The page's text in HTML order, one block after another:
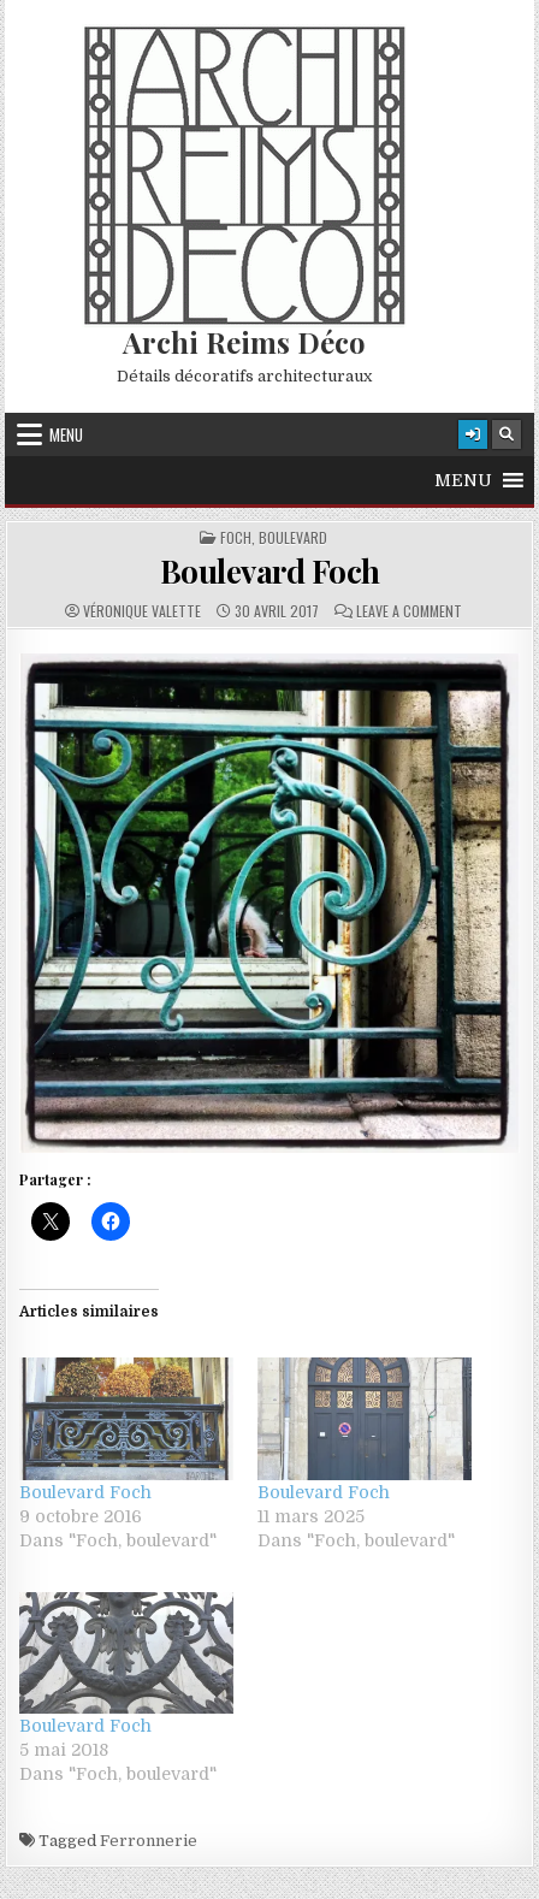
Skip to content
Archi Reims Déco
Détails décoratifs architecturaux
MENU
MENU
POSTED IN
FOCH, BOULEVARD
Boulevard Foch
AUTHOR:
VÉRONIQUE VALETTE PUBLISHED DATE:
30 AVRIL 2017 COMMENTS:
LEAVE A COMMENT ON
Partager :
Articles similaires
Boulevard Foch
9 octobre 2016
Dans "Foch, boulevard"
Boulevard Foch
11 mars 2025
Dans "Foch, boulevard"
Boulevard Foch
5 mai 2018
Dans "Foch, boulevard"
TaggedFerronnerie